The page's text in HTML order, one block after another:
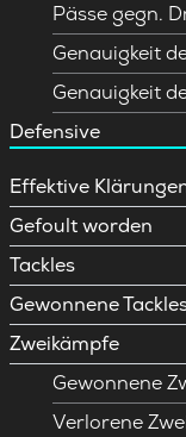
Pässe gegn.
Genauigkeit
Genauigkeit
Defensive
Effektive
Gefoult worden
Tackles
Gewonnene
Zweikämpfe
Gewonnene
Verlorene